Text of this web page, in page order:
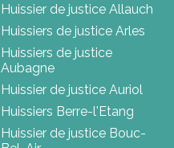
Huissier de justice Allauch
Huissiers de justice Arles
Huissiers de justice
Aubagne
Huissier de justice Auriol
Huissiers Berre-l'Etang
Huissier de justice Bouc-